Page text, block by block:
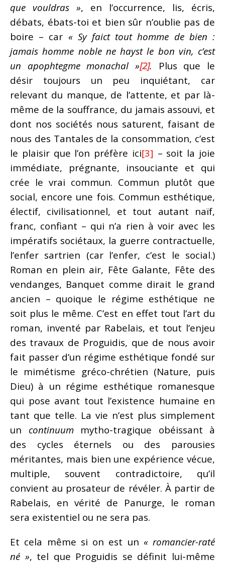
que vouldras », en l’occurrence, lis, écris,
débats, ébats-toi et bien sûr n’oublie pas de
boire – car « Sy faict tout homme de bien :
jamais homme noble ne hayst le bon vin, c’est
un apophtegme monachal »[2]. Plus que le
désir toujours un peu inquiétant, car
relevant du manque, de l’attente, et par là-
même de la souffrance, du jamais assouvi, et
dont nos sociétés nous saturent, faisant de
nous des Tantales de la consommation, c’est
le plaisir que l’on préfère ici[3] – soit la joie
immédiate, prégnante, insouciante et qui
crée le vrai commun. Commun plutôt que
social, encore une fois. Commun esthétique,
électif, civilisationnel, et tout autant naïf,
franc, confiant – qui n’a rien à voir avec les
impératifs sociétaux, la guerre contractuelle,
l’enfer sartrien (car l’enfer, c’est le social.)
Roman en plein air, Fête Galante, Fête des
vendanges, Banquet comme dirait le grand
ancien – quoique le régime esthétique ne
soit plus le même. C’est en effet tout l’art du
roman, inventé par Rabelais, et tout l’enjeu
des travaux de Proguidis, que de nous avoir
fait passer d’un régime esthétique fondé sur
le mimétisme gréco-chrétien (Nature, puis
Dieu) à un régime esthétique romanesque
qui pose avant tout l’existence humaine en
tant que telle. La vie n’est plus simplement
un continuummytho-tragique obéissant à
des cycles éternels ou des parousies
méritantes, mais bien une expérience vécue,
multiple, souvent contradictoire, qu’il
convient au prosateur de révéler. À partir de
Rabelais, en vérité de Panurge, le roman
sera existentiel ou ne sera pas.
Et cela même si on est un « romancier-raté
né », tel que Proguidis se définit lui-même